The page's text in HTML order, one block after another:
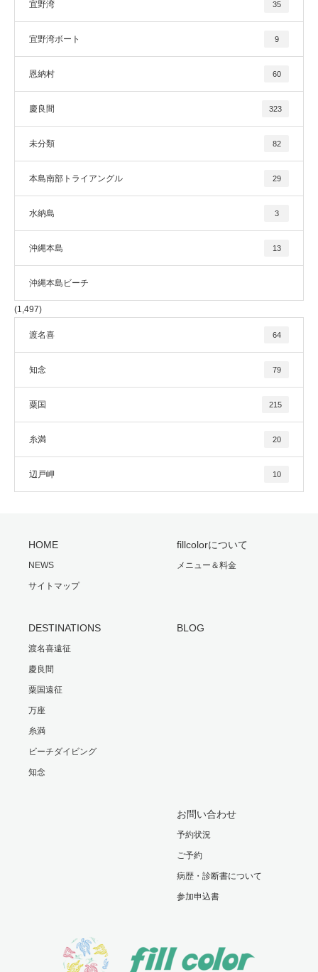
宜野湾 35
宜野湾ボート 9
恩納村 60
慶良間 323
未分類 82
本島南部トライアングル 29
水納島 3
沖縄本島 13
沖縄本島ビーチ
(1,497)
渡名喜 64
知念 79
粟国 215
糸満 20
辺戸岬 10
HOME
NEWS
サイトマップ
fillcolorについて
メニュー＆料金
DESTINATIONS
渡名喜遠征
慶良間
粟国遠征
万座
糸満
ビーチダイビング
知念
BLOG
お問い合わせ
予約状況
ご予約
病歴・診断書について
参加申込書